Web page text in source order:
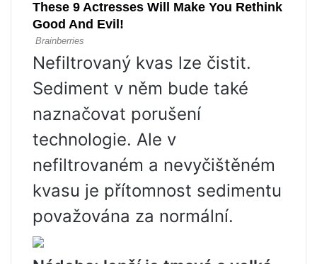
Nefiltrovaný kvas lze čistit.
Sediment v něm bude také
naznačovat porušení
technologie. Ale v
nefiltrovaném a nevyčištěném
kvasu je přítomnost sedimentu
považována za normální.